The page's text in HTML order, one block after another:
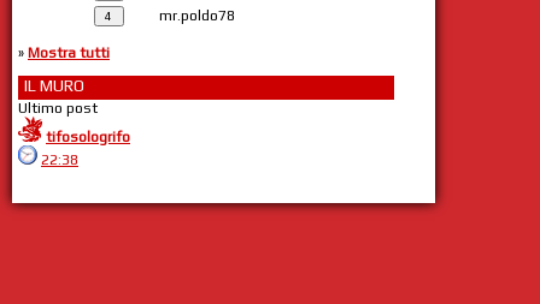
mr.poldo78
» Mostra tutti
IL MURO
Ultimo post
tifosologrifo
22:38